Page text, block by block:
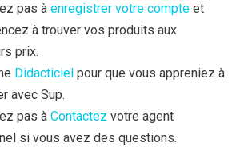
pas à enregistrer votre compte et
à trouver vos produits aux
prix.
Didacticiel pour que vous appreniez à
avec Sup.
pas à Contactez votre agent
si vous avez des questions.